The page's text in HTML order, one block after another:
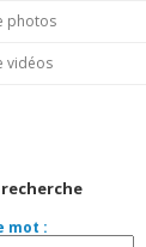
photos
vidéos
mot :